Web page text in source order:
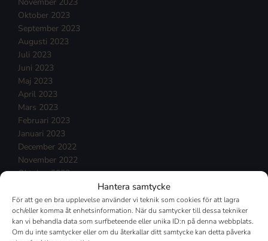
Hantera samtycke
För att ge en bra upplevelse använder vi teknik som cookies för att lagra
och/eller komma åt enhetsinformation. När du samtycker till dessa tekniker
kan vi behandla data som surfbeteende eller unika ID:n på denna webbplats.
Om du inte samtycker eller om du återkallar ditt samtycke kan detta påverka
November 2023
Oktober 2023
September 2023
Augusti 2023
Juli 2023
Juni 2023
Maj 2023
April 2023
Mars 2023
Februari 2023
Januari 2023
December 2022
November 2022
Oktober 2022
Augusti 2022
Juli 2022
Juni 2022